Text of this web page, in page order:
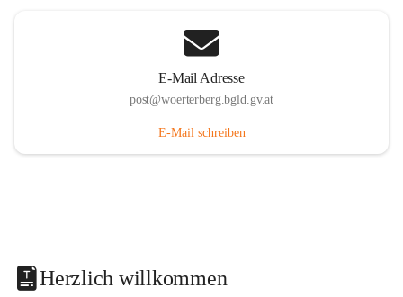
E-Mail Adresse
post@woerterberg.bgld.gv.at
E-Mail schreiben
Herzlich willkommen